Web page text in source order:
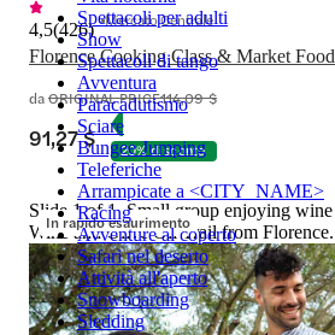
Spettacoli per adulti
Show
Spettacoli di tango
Avventura
Paracadutismo
Sciare
Bungee Jumping
Teleferiche
Arrampicate a <CITY_NAME>
Racing
Avventure al coperto
Safari nel deserto
Attività all'aperto
Snowboarding
Sledding
Florence Cooking Class & Market
4,5(426) Mercato Centrale
daORIGINAL PRICE114,09 $
91,27 $ 20% di sconto
In rapido esaurimento
Slide 1 of 1, Small group enjoying
Wine and Olive Oil Trail from Florence.